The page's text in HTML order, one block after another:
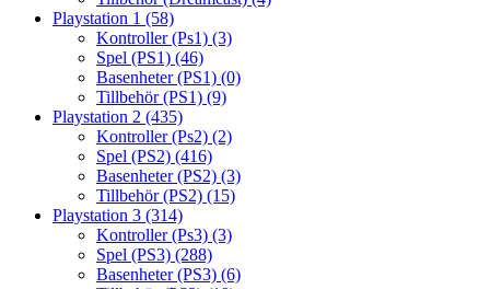
Playstation 1 (58)
Kontroller (Ps1) (3)
Spel (PS1) (46)
Basenheter (PS1) (0)
Tillbehör (PS1) (9)
Playstation 2 (435)
Kontroller (Ps2) (2)
Spel (PS2) (416)
Basenheter (PS2) (3)
Tillbehör (PS2) (15)
Playstation 3 (314)
Kontroller (Ps3) (3)
Spel (PS3) (288)
Basenheter (PS3) (6)